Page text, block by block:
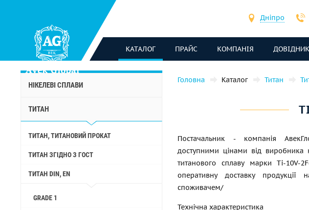
Дніпро
КАТАЛОГ ПРАЙС КОМПАНІЯ ДОВІДНИК
НІКЕЛЕВІ СПЛАВИ
ТИТАН
ТИТАН, ТИТАНОВИЙ ПРОКАТ
ТИТАН ЗГІДНО З ГОСТ
ТИТАН DIN, EN
GRADE 1
Головна Каталог Титан
Постачальник - компанія
доступними цінами від виробника
титанового сплаву марки Ti-10V-
оперативну доставку продукції
споживачем/
Технічна характеристика